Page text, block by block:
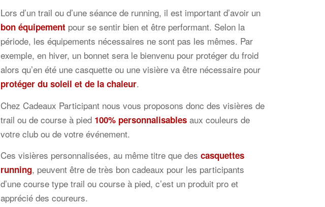
Lors d’un trail ou d’une séance de running, il est important d’avoir un
bon équipement pour se sentir bien et être performant. Selon la
période, les équipements nécessaires ne sont pas les mêmes. Par
exemple, en hiver, un bonnet sera le bienvenu pour protéger du froid
alors qu’en été une casquette ou une visière va être nécessaire pour
protéger du soleil et de la chaleur.
Chez Cadeaux Participant nous vous proposons donc des visières de
trail ou de course à pied 100% personnalisables aux couleurs de
votre club ou de votre événement.
Ces visières personnalisées, au même titre que descasquettes
running, peuvent être de très bon cadeaux pour les participants
d’une course type trail ou course à pied, c’est un produit pro et
apprécié des coureurs.